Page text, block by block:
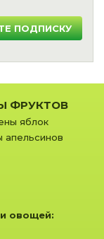
ПОДПИСКУ
ФРУКТОВ
яблок
апельсинов
овощей: